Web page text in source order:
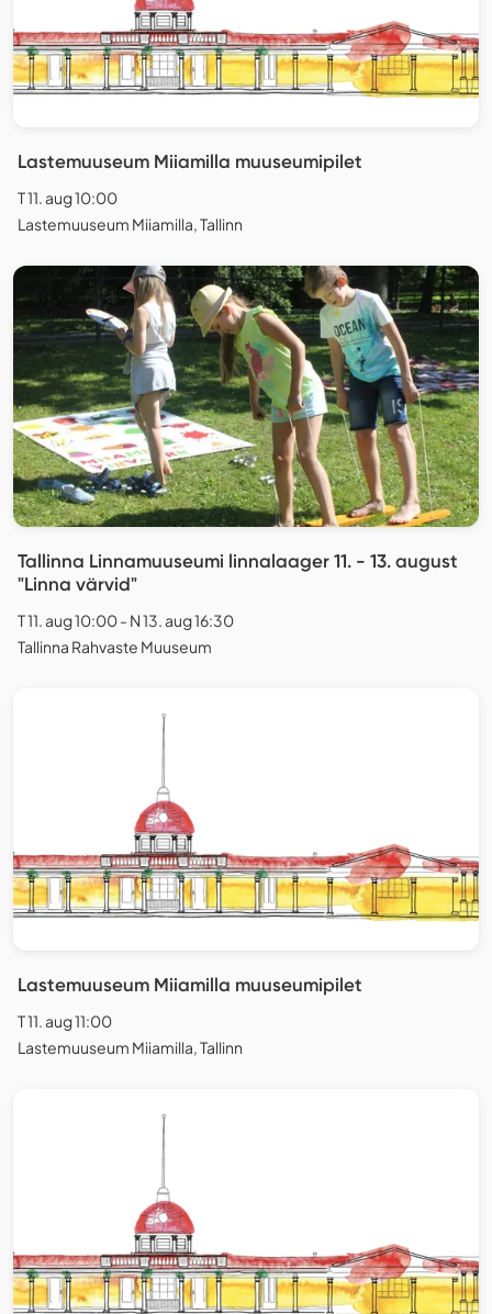
Lastemuuseum Miiamilla muuseumipilet
T 11. aug 10:00
Lastemuuseum Miiamilla, Tallinn
Tallinna Linnamuuseumi linnalaager 11. - 13. august
"Linna värvid"
T 11. aug 10:00 - N 13. aug 16:30
Tallinna Rahvaste Muuseum
Lastemuuseum Miiamilla muuseumipilet
T 11. aug 11:00
Lastemuuseum Miiamilla, Tallinn